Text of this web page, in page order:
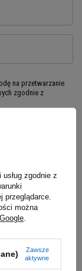
na przetwarzanie
zgodnie z
zgodnie z
przeglądarce.
można
Zawsze
aktywne